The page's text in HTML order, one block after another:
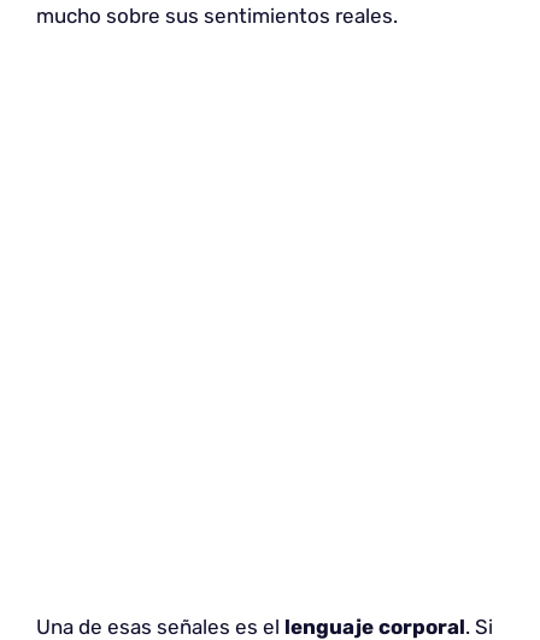
mucho sobre sus sentimientos reales.
Una de esas señales es el lenguaje corporal. Si